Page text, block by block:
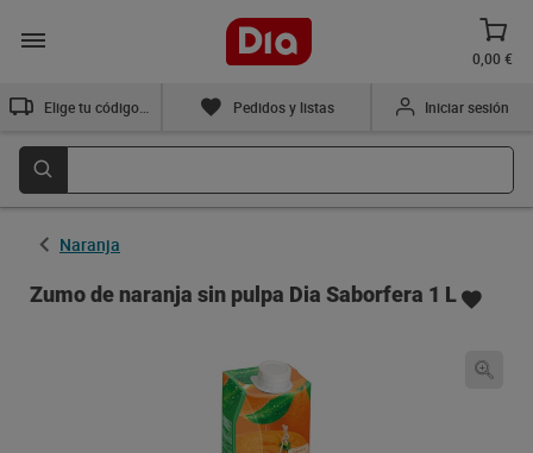
0,00 €
Pedidos y listas Iniciar sesión
Naranja
Zumo de naranja sin pulpa Dia Saborfera 1 L